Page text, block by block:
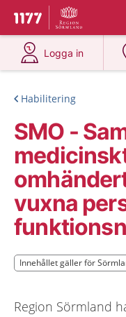
Till startsidan för 1177
Du har valt
Logga in
på 1177.se
Habilitering
SMO -
vuxna
Innehållet gäller för
Innehållet gäller för
Region Sörmland